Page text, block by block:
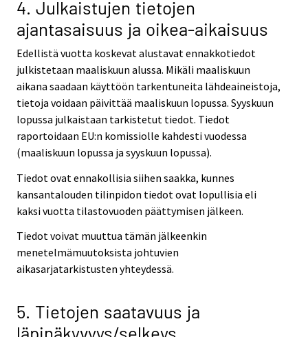
4. Julkaistujen tietojen
ajantasaisuus ja oikea-aikaisuus
Edellistä vuotta koskevat alustavat ennakkotiedot
julkistetaan maaliskuun alussa. Mikäli maaliskuun
aikana saadaan käyttöön tarkentuneita lähdeaineistoja,
tietoja voidaan päivittää maaliskuun lopussa. Syyskuun
lopussa julkaistaan tarkistetut tiedot. Tiedot
raportoidaan EU:n komissiolle kahdesti vuodessa
(maaliskuun lopussa ja syyskuun lopussa).
Tiedot ovat ennakollisia siihen saakka, kunnes
kansantalouden tilinpidon tiedot ovat lopullisia eli
kaksi vuotta tilastovuoden päättymisen jälkeen.
Tiedot voivat muuttua tämän jälkeenkin
menetelmämuutoksista johtuvien
aikasarjatarkistusten yhteydessä.
5. Tietojen saatavuus ja
läpinäkyvyys/selkeys